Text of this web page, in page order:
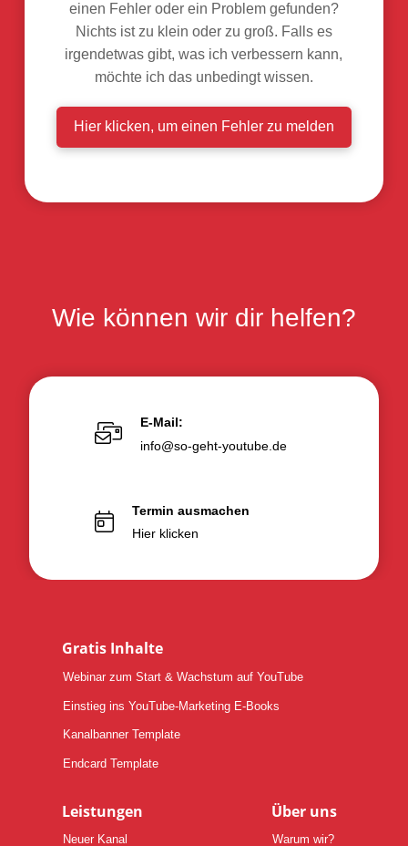
einen Fehler oder ein Problem gefunden?
Nichts ist zu klein oder zu groß. Falls es
irgendetwas gibt, was ich verbessern kann,
möchte ich das unbedingt wissen.
Hier klicken, um einen Fehler zu melden
Wie können wir dir helfen?
E-Mail:
info@so-geht-youtube.de
Termin ausmachen
Hier klicken
Gratis Inhalte
Webinar zum Start & Wachstum auf YouTube
Einstieg ins YouTube-Marketing E-Books
Kanalbanner Template
Endcard Template
Leistungen
Neuer Kanal
Über uns
Warum wir?